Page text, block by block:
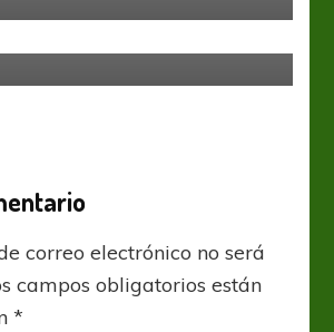
correo electrónico no será
campos obligatorios están
*